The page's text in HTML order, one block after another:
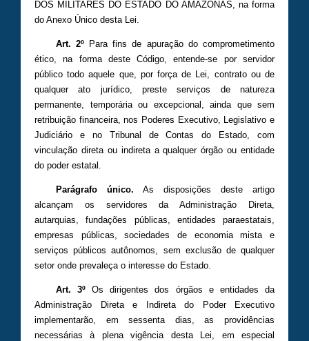
DOS MILITARES DO ESTADO DO AMAZONAS, na forma
do Anexo Único desta Lei.
Art. 2ºPara fins de apuração do comprometimento
ético, na forma deste Código, entende-se por servidor
público todo aquele que, por força de Lei, contrato ou de
qualquer ato jurídico, preste serviços de natureza
permanente, temporária ou excepcional, ainda que sem
retribuição financeira, nos Poderes Executivo, Legislativo e
Judiciário e no Tribunal de Contas do Estado, com
vinculação direta ou indireta a qualquer órgão ou entidade
do poder estatal.
Parágrafo único. As disposições deste artigo
alcançam os servidores da Administração Direta,
autarquias, fundações públicas, entidades paraestatais,
empresas públicas, sociedades de economia mista e
serviços públicos autônomos, sem exclusão de qualquer
setor onde prevaleça o interesse do Estado.
Art. 3ºOs dirigentes dos órgãos e entidades da
Administração Direta e Indireta do Poder Executivo
implementarão, em sessenta dias, as providências
necessárias à plena vigência desta Lei, em especial